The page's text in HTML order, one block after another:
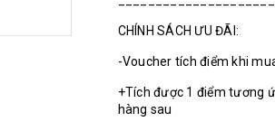
CHÍNH SÁCH ƯU ĐÃI:
-Voucher tích điểm khi
+Tích được 1 điểm tương
hàng sau